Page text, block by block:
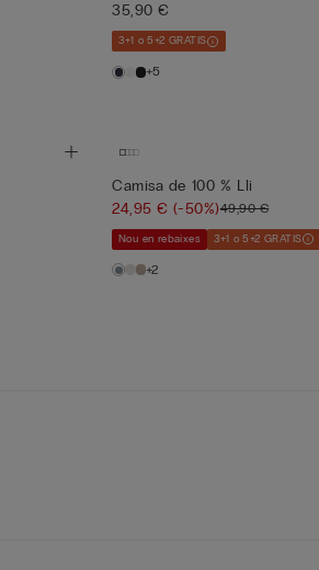
35,90 €
3+1 o 5+2 GRATIS
+5
Camisa de 100 % Lli
24,95 €(-50%)49,90 €
Nou en rebaixes 3+1 o 5+2 GRATIS
+2